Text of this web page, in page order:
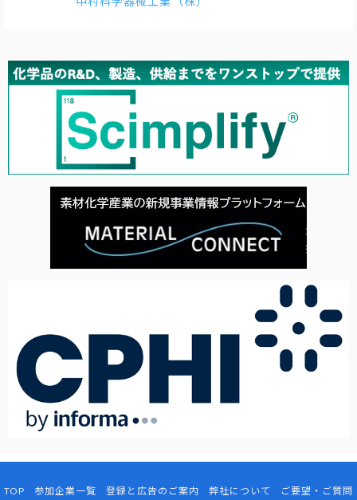
TOP 参加企業一覧 登録と広告のご案内 弊社について ご要望・ご質問